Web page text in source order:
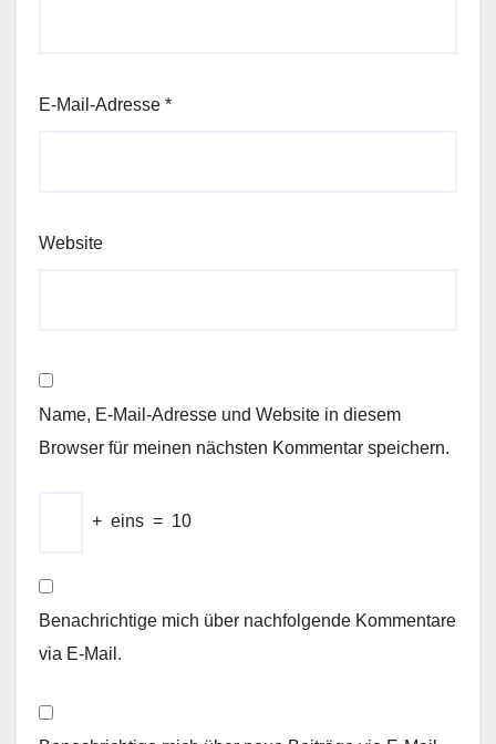
E-Mail-Adresse *
Website
Name, E-Mail-Adresse und Website in diesem
Browser für meinen nächsten Kommentar speichern.
+ eins = 10
Benachrichtige mich über nachfolgende Kommentare
via E-Mail.